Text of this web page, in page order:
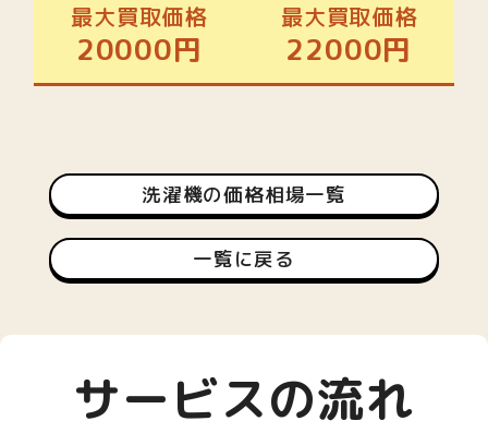
最大買取価格
20000円
最大買取価格
22000円
洗濯機の価格相場一覧
一覧に戻る
サービスの流れ